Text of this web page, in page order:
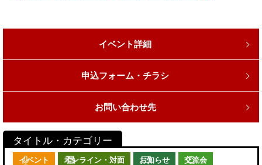
イベント詳細
申込フォーム・チラシ
お問い合わせ先
イベント オンライン・対面 お知らせ 交流会